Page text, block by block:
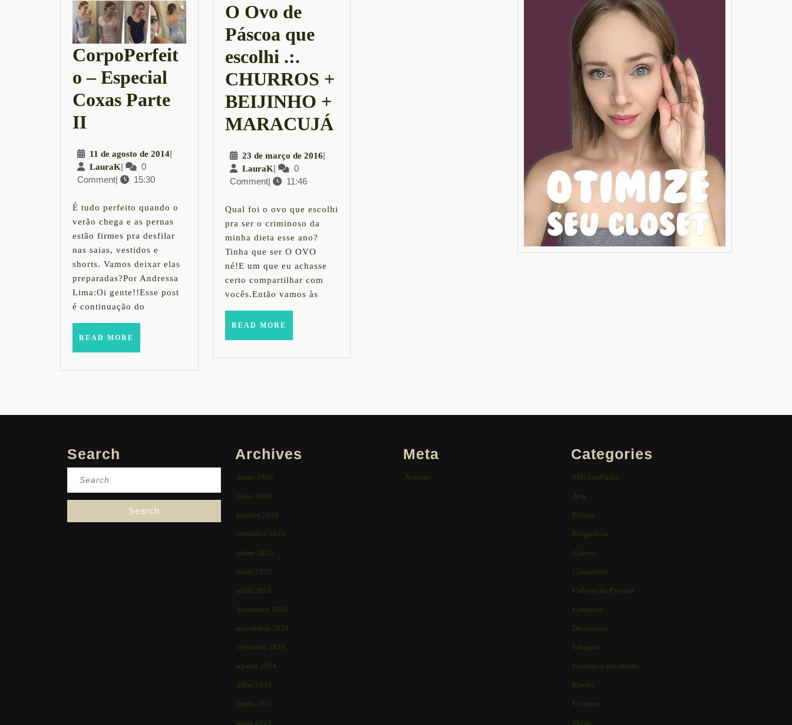
CorpoPerfeit
o – Especial
Coxas Parte
IICorpoPerfeito
Especial
Coxas
Parte
II
11 de agosto de 201411
2014
|
LauraKLauraK
|
0
Comment| 15:30
É tudo perfeito quando o
verão chega e as pernas
estão firmes pra desfilar
nas saias, vestidos e
shorts. Vamos deixar elas
preparadas?Por Andressa
Lima:Oi gente!!Esse post
é continuação do
READ MORE
O Ovo de
Páscoa que
escolhi .:.
CHURROS +
BEIJINHO +
MARACUJÁ
que
23 de março de 201623
2016
|
LauraKLauraK
|
0
Comment| 11:46
Qual foi o ovo que escolhi
pra ser o criminoso da
minha dieta esse ano?
Tinha que ser O OVO
né!E um que eu achasse
certo compartilhar com
vocês.Então vamos às
READ MORE
Search Archives
junho 2026
maio 2026
janeiro 2026
setembro 2025
junho 2025
maio 2025
abril 2025
dezembro 2024
novembro 2024
setembro 2024
agosto 2024
julho 2024
junho 2024
maio 2024
Meta
Acessar
Categories
#MySaoPaulo
Arte
Beleza
Blogosfera
Carros
Casamento
Coloração Pessoal
Compras
Decoração
Etiqueta
Eventos e novidades
Kloset
Leituras
Moda